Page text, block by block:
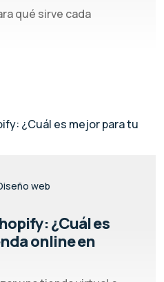
qué sirve cada
web
¿Cuál es
online en